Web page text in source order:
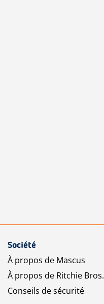
Société
À propos de Mascus
À propos de Ritchie Bros.
Conseils de sécurité